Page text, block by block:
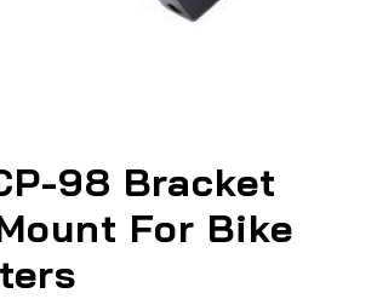
98 Bracket
For Bike